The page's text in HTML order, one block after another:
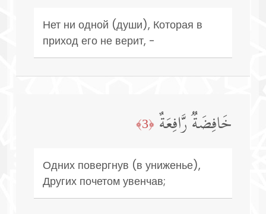
Нет ни одной (души), Которая в
приход его не верит, -
خَافِضَةࣱ رَّافِعَةٌ ﴿3﴾
Одних повергнув (в униженье),
Других почетом увенчав;